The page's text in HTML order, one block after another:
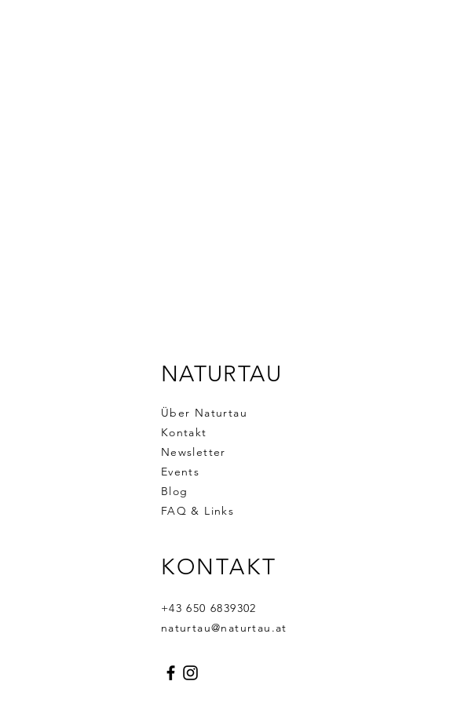
NATURTAU
Über Naturtau
Kontakt
Newsletter
Events
Blog
FAQ & Links
KONTAKT
+43 650 6839302
naturtau@naturtau.at